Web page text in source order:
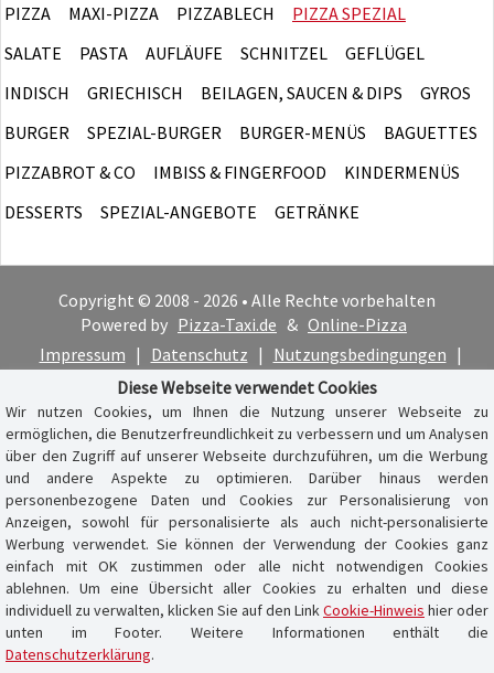
PIZZA MAXI-PIZZA PIZZABLECH
PIZZA SPEZIAL
SALATE
PASTA AUFLÄUFE SCHNITZEL
GEFLÜGEL
INDISCH
GRIECHISCH BEILAGEN, SAUCEN & DIPS
GYROS
BURGER
SPEZIAL-BURGER BURGER-MENÜS
BAGUETTES
PIZZABROT & CO
IMBISS & FINGERFOOD
KINDERMENÜS
DESSERTS
SPEZIAL-ANGEBOTE GETRÄNKE
Copyright © 2008 - 2026 • Alle Rechte vorbehalten
Powered by Pizza-Taxi.de & Online-Pizza
Impressum | Datenschutz | Nutzungsbedingungen |
Cookie-Hinweis
Diese Webseite verwendet Cookies
Wir nutzen Cookies, um Ihnen die Nutzung unserer Webseite zu
ermöglichen, die Benutzerfreundlichkeit zu verbessern und um Analysen
über den Zugriff auf unserer Webseite durchzuführen, um die Werbung
und andere Aspekte zu optimieren. Darüber hinaus werden
personenbezogene Daten und Cookies zur Personalisierung von
Anzeigen, sowohl für personalisierte als auch nicht-personalisierte
Werbung verwendet. Sie können der Verwendung der Cookies ganz
einfach mit OK zustimmen oder alle nicht notwendigen Cookies
ablehnen. Um eine Übersicht aller Cookies zu erhalten und diese
individuell zu verwalten, klicken Sie auf den LinkCookie-Hinweis hier oder
unten im Footer. Weitere Informationen enthält die
Datenschutzerklärung.